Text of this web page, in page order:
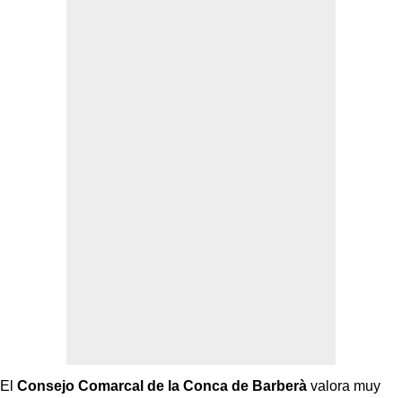
El Consejo Comarcal de la Conca de Barberà valora muy